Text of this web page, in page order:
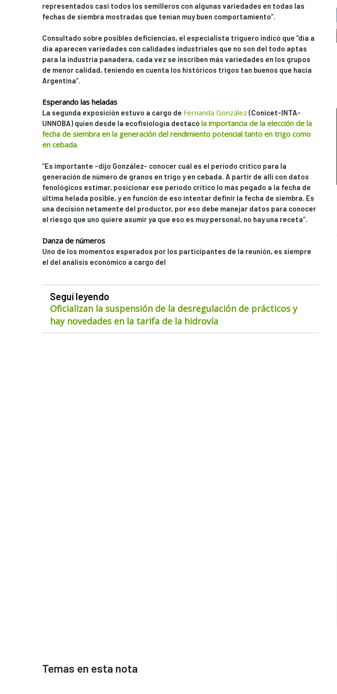
representados casi todos los semilleros con algunas variedades en todas las
fechas de siembra mostradas que tenían muy buen comportamiento”.
Consultado sobre posibles deficiencias, el especialista triguero indicó que “día a
día aparecen variedades con calidades industriales que no son del todo aptas
para la industria panadera, cada vez se inscriben más variedades en los grupos
de menor calidad, teniendo en cuenta los históricos trigos tan buenos que hacía
Argentina”.
Esperando las heladas
La segunda exposición estuvo a cargo de Fernanda González(Conicet-INTA-
UNNOBA) quien desde la ecofisiología destacó la importancia de la elección de la
fecha de siembra en la generación del rendimiento potencial tanto en trigo como
en cebada.
“Es importante –dijo González- conocer cuál es el período crítico para la
generación de número de granos en trigo y en cebada. A partir de allí con datos
fenológicos estimar, posicionar ese período crítico lo más pegado a la fecha de
última helada posible, y en función de eso intentar definir la fecha de siembra. Es
una decisión netamente del productor, por eso debe manejar datos para conocer
el riesgo que uno quiere asumir ya que eso es muy personal, no hay una receta”.
Danza de números
Uno de los momentos esperados por los participantes de la reunión, es siempre
el del análisis económico a cargo del
Seguí leyendo
Oficializan la suspensión de la desregulación de prácticos y
hay novedades en la tarifa de la hidrovía
Temas en esta nota